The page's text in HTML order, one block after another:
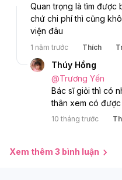
Quan trọng là tìm được
chứ chi phí thì cũng
viện đâu
1 năm trước Thích
Thúy Hồng
@Trương Yến
Bác sĩ giỏi thì có
thân xem có
10 tháng trước
Xem thêm 3 bình luận